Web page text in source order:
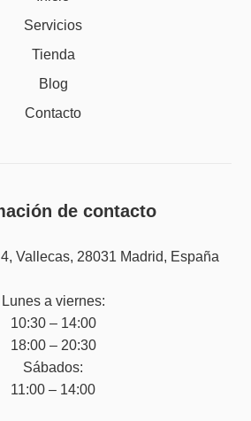
Servicios
Tienda
Blog
Contacto
de contacto
Vallecas, 28031 Madrid, España
Lunes a viernes:
10:30 – 14:00
18:00 – 20:30
Sábados:
11:00 – 14:00